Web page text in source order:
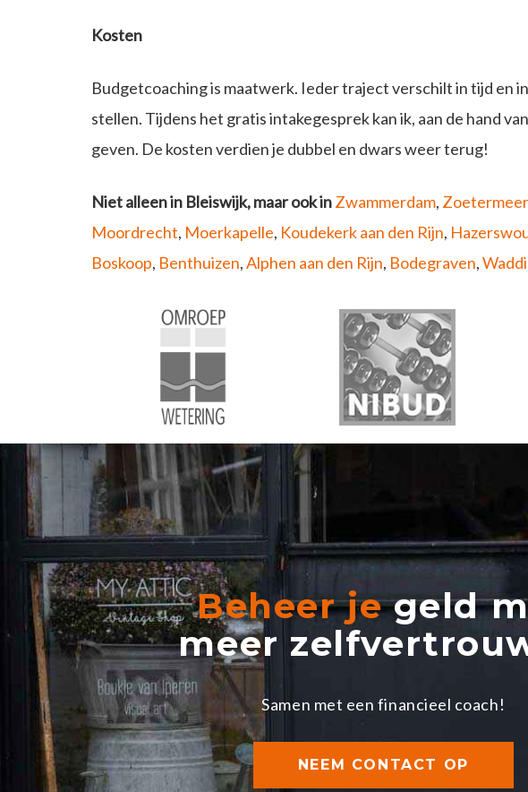
Kosten
Budgetcoaching is maatwerk. Ieder traject verschilt in tijd en
stellen. Tijdens het gratis intakegesprek kan ik, aan de hand
geven. De kosten verdien je dubbel en dwars weer terug!
Niet alleen in Bleiswijk, maar ook inZwammerdam, Zoetermeer
Moordrecht, Moerkapelle, Koudekerk aan den Rijn,
Boskoop, Benthuizen,Alphen aan den Rijn, Bodegraven,
Beheer jegeld
meer
Samen met een financieel coach!
NEEM CONTACT OP